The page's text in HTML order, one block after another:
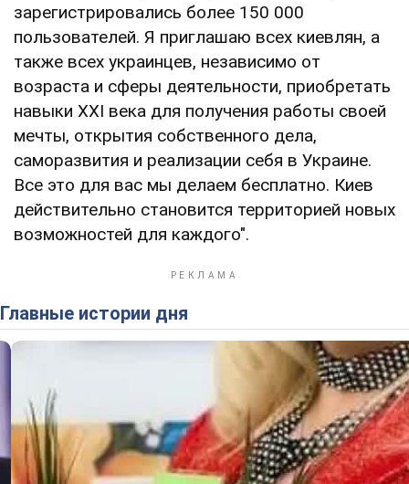
зарегистрировались более 150 000
пользователей. Я приглашаю всех киевлян, а
также всех украинцев, независимо от
возраста и сферы деятельности, приобретать
навыки XXI века для получения работы своей
мечты, открытия собственного дела,
саморазвития и реализации себя в Украине.
Все это для вас мы делаем бесплатно. Киев
действительно становится территорией новых
возможностей для каждого".
Главные истории дня